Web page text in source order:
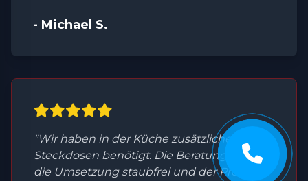
- Michael S.
"Wir haben in der Küche zusätzliche
Steckdosen benötigt. Die Beratung war top,
die Umsetzung staubfrei und der Preis